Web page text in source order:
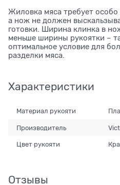
Жиловка мяса требует особо
а нож не должен
готовки. Ширина клинка в
меньше ширины рукоятки –
оптимальное условие для
разделки мяса.
Характеристики
Материал рукояти
Производитель
Цвет рукояти
Отзывы